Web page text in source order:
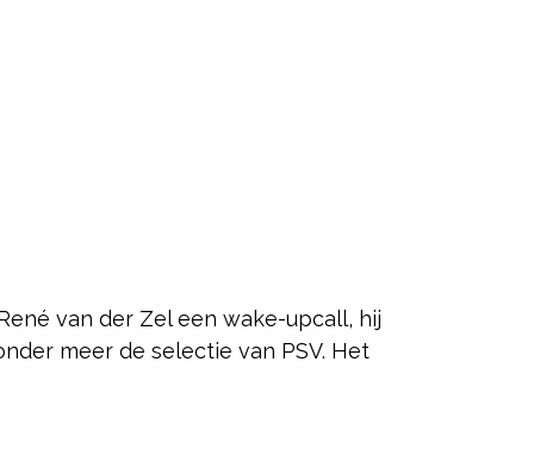
van der Zel een wake-upcall, hij
meer de selectie van PSV. Het